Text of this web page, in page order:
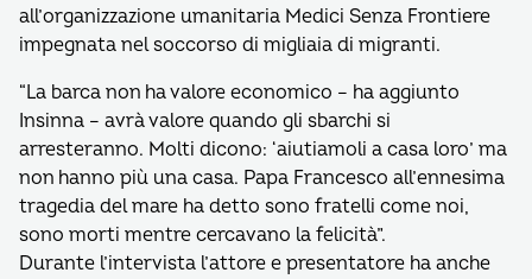
all’organizzazione umanitaria Medici Senza Frontiere
impegnata nel soccorso di migliaia di migranti.
“La barca non ha valore economico – ha aggiunto
Insinna – avrà valore quando gli sbarchi si
arresteranno. Molti dicono: ‘aiutiamoli a casa loro’ ma
non hanno più una casa. Papa Francesco all’ennesima
tragedia del mare ha detto sono fratelli come noi,
sono morti mentre cercavano la felicità”.
Durante l’intervista l’attore e presentatore ha anche